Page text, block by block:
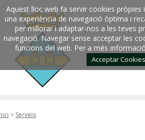
Aquest lloc web fa servir cookies pròpies
una experiència de navegació òptima i
per millorar i adaptar-nos a les teves
navegació. Navegar sense acceptar les
funcions del web. Per a més
Acceptar Cookies
> Serveis